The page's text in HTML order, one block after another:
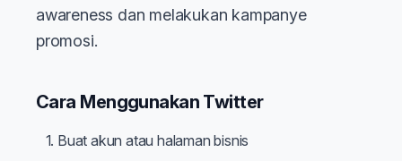
awareness dan melakukan kampanye
promosi.
Cara Menggunakan Twitter
Buat akun atau halaman bisnis